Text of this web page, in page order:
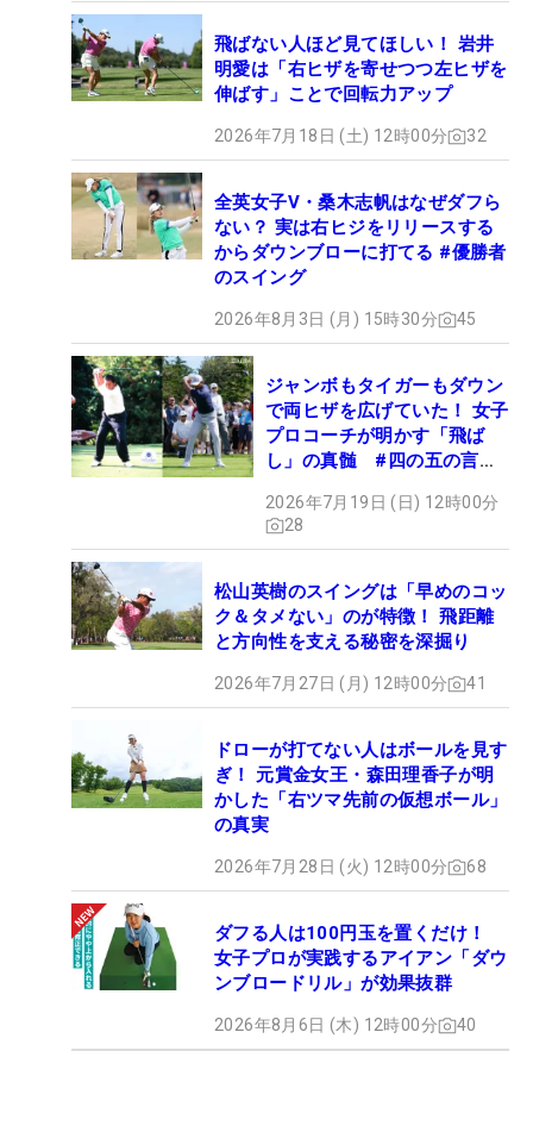
飛ばない人ほど見てほしい！ 岩井
明愛は「右ヒザを寄せつつ左ヒザを
伸ばす」ことで回転力アップ
2026年7月18日 (土) 12時00分 32
全英女子V・桑木志帆はなぜダフら
ない？ 実は右ヒジをリリースする
からダウンブローに打てる #優勝者
のスイング
2026年8月3日 (月) 15時30分 45
ジャンボもタイガーもダウン
で両ヒザを広げていた！ 女子
プロコーチが明かす「飛ば
し」の真髄 #四の五の言わ
2026年7月19日 (日) 12時00分
28
松山英樹のスイングは「早めのコッ
ク＆タメない」のが特徴！ 飛距離
と方向性を支える秘密を深掘り
2026年7月27日 (月) 12時00分 41
ドローが打てない人はボールを見す
ぎ！ 元賞金女王・森田理香子が明
かした「右ツマ先前の仮想ボール」
の真実
2026年7月28日 (火) 12時00分 68
ダフる人は100円玉を置くだけ！
女子プロが実践するアイアン「ダウ
ンブロードリル」が効果抜群
2026年8月6日 (木) 12時00分 40